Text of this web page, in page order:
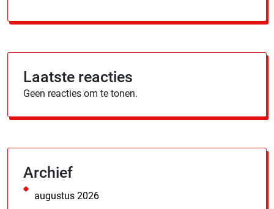
Laatste reacties
Geen reacties om te tonen.
Archief
augustus 2026